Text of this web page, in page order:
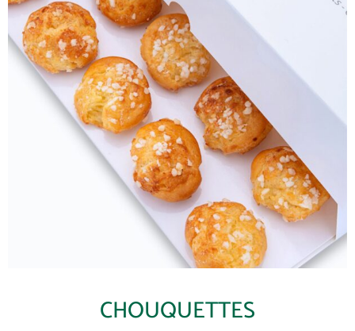
CHOUQUETTES